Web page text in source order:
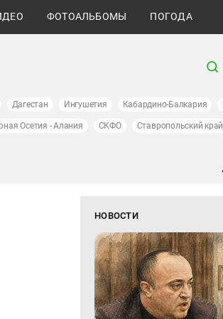
ФОТОАЛЬБОМЫ ПОГОДА
Дагестан Ингушетия Кабардино-Балкария
Осетия - Алания СКФО Ставропольский край
НОВОСТИ